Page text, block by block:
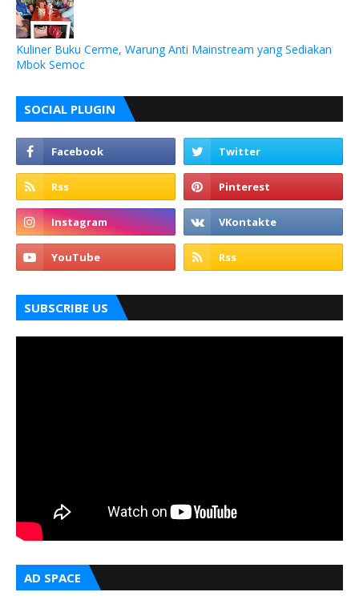
Kuliner Buku Cerme, Warung Anti Mainstream yang Sediakan
Mbok Semoc
SOCIAL PLUGIN
SUBSCRIBE US
AD SPACE